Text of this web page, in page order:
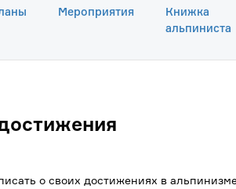
Мероприятия
Книжка
альпиниста
о своих достижениях в